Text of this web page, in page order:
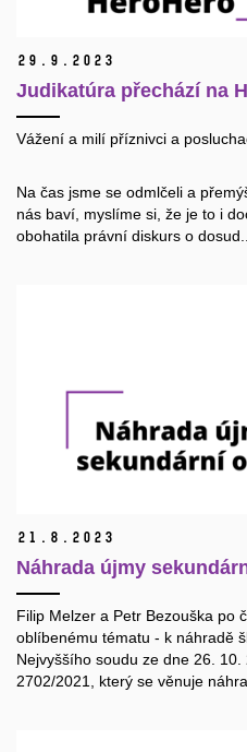
29. 9. 2023
Judikatúra přechází na
Vážení a milí příznivci a
Na čas jsme se odmlčeli a
nás baví, myslíme si, že je to i
obohatila právní diskurs o dosud...
21. 8. 2023
Náhrada újmy
Filip Melzer a Petr Bezouška po
oblíbenému tématu - k náhradě
Nejvyššího soudu ze dne 26.
2702/2021, který se věnuje